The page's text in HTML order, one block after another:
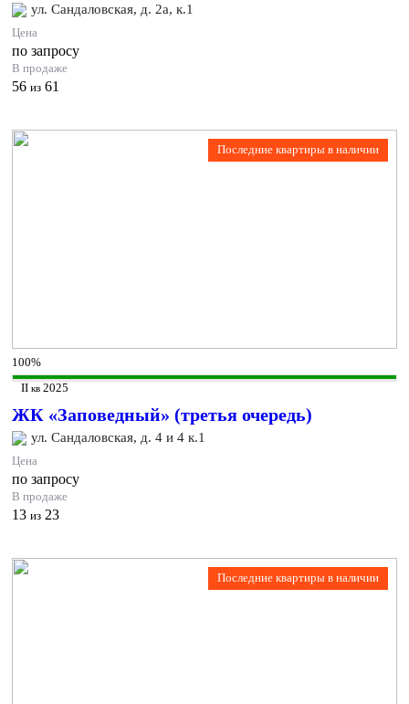
ул. Сандаловская, д. 2а, к.1
Цена
по запросу
В продаже
56 из 61
Последние квартиры в наличии
100%
II кв 2025
ЖК «Заповедный» (третья очередь)
ул. Сандаловская, д. 4 и 4 к.1
Цена
по запросу
В продаже
13 из 23
Последние квартиры в наличии